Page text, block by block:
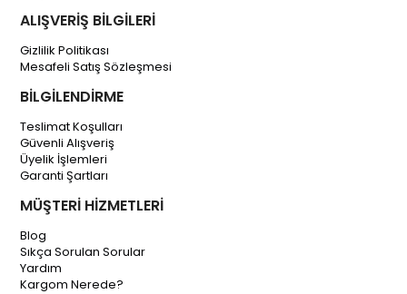
ALIŞVERİŞ BİLGİLERİ
Gizlilik Politikası
Mesafeli Satış Sözleşmesi
BİLGİLENDİRME
Teslimat Koşulları
Güvenli Alışveriş
Üyelik İşlemleri
Garanti Şartları
MÜŞTERİ HİZMETLERİ
Blog
Sıkça Sorulan Sorular
Yardım
Kargom Nerede?